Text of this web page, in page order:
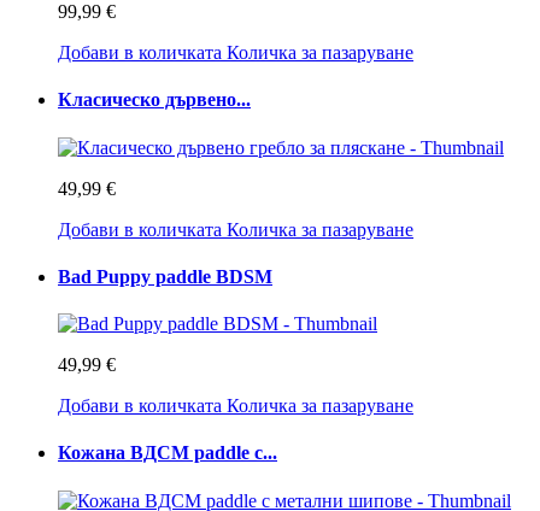
99,99 €
Добави в количката Количка за пазаруване
Класическо дървено...
49,99 €
Добави в количката Количка за пазаруване
Bad Puppy paddle BDSM
49,99 €
Добави в количката Количка за пазаруване
Кожана BДСМ paddle с...